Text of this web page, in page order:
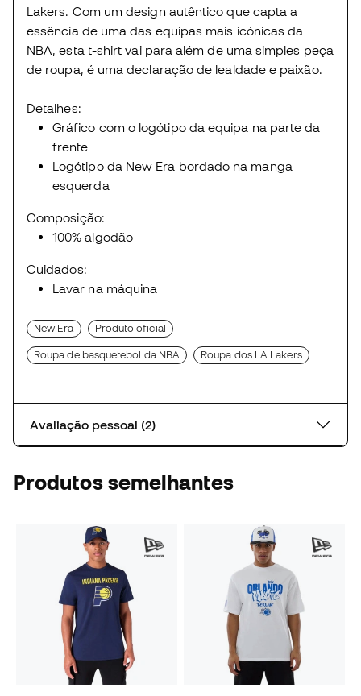
Lakers. Com um design autêntico que capta a
essência de uma das equipas mais icónicas da
NBA, esta t-shirt vai para além de uma simples peça
de roupa, é uma declaração de lealdade e paixão.
Detalhes:
Gráfico com o logótipo da equipa na parte da
frente
Logótipo da New Era bordado na manga
esquerda
Composição:
100% algodão
Cuidados:
Lavar na máquina
New Era Produto oficial
Roupa de basquetebol da NBA Roupa dos LA Lakers
Avaliação pessoal (2)
Produtos semelhantes